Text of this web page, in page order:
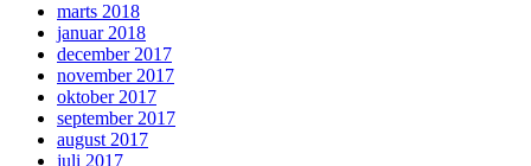
marts 2018
januar 2018
december 2017
november 2017
oktober 2017
september 2017
august 2017
juli 2017